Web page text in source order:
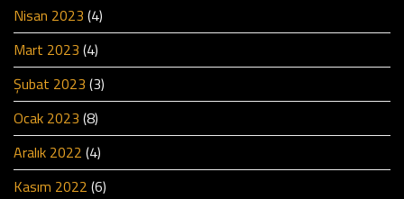
Nisan 2023 (4)
Mart 2023 (4)
Şubat 2023 (3)
Ocak 2023 (8)
Aralık 2022 (4)
Kasım 2022 (6)